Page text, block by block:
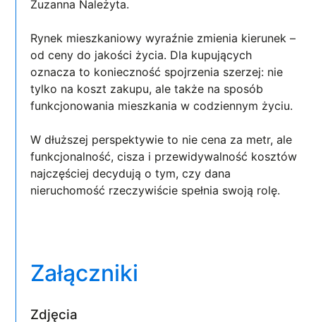
Zuzanna Należyta.
Rynek mieszkaniowy wyraźnie zmienia kierunek –
od ceny do jakości życia. Dla kupujących
oznacza to konieczność spojrzenia szerzej: nie
tylko na koszt zakupu, ale także na sposób
funkcjonowania mieszkania w codziennym życiu.
W dłuższej perspektywie to nie cena za metr, ale
funkcjonalność, cisza i przewidywalność kosztów
najczęściej decydują o tym, czy dana
nieruchomość rzeczywiście spełnia swoją rolę.
Załączniki
Zdjęcia